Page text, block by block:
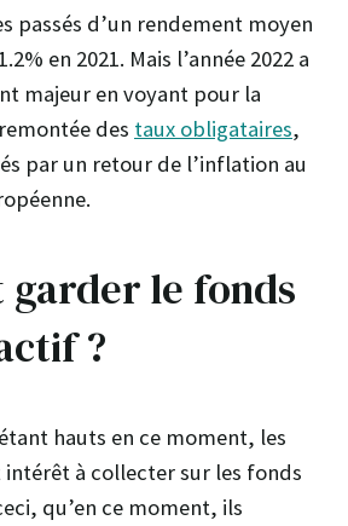
passés d’un rendement moyen
en 2021. Mais l’année 2022 a
majeur en voyant pour la
des taux obligataires,
par un retour de l’inflation au
garder le fonds
?
hauts en ce moment, les
à collecter sur les fonds
qu’en ce moment, ils